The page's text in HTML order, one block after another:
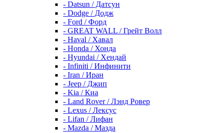
- Datsun / Датсун
- Dodge / Додж
- Ford / Форд
- GREAT WALL / Грейт Волл
- Haval / Хавал
- Honda / Хонда
- Hyundai / Хендай
- Infiniti / Инфинити
- Iran / Иран
- Jeep / Джип
- Kia / Киа
- Land Rover / Лэнд Ровер
- Lexus / Лексус
- Lifan / Лифан
- Mazda / Мазда